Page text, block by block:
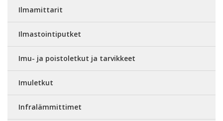
Ilmamittarit
Ilmastointiputket
Imu- ja poistoletkut ja tarvikkeet
Imuletkut
Infralämmittimet